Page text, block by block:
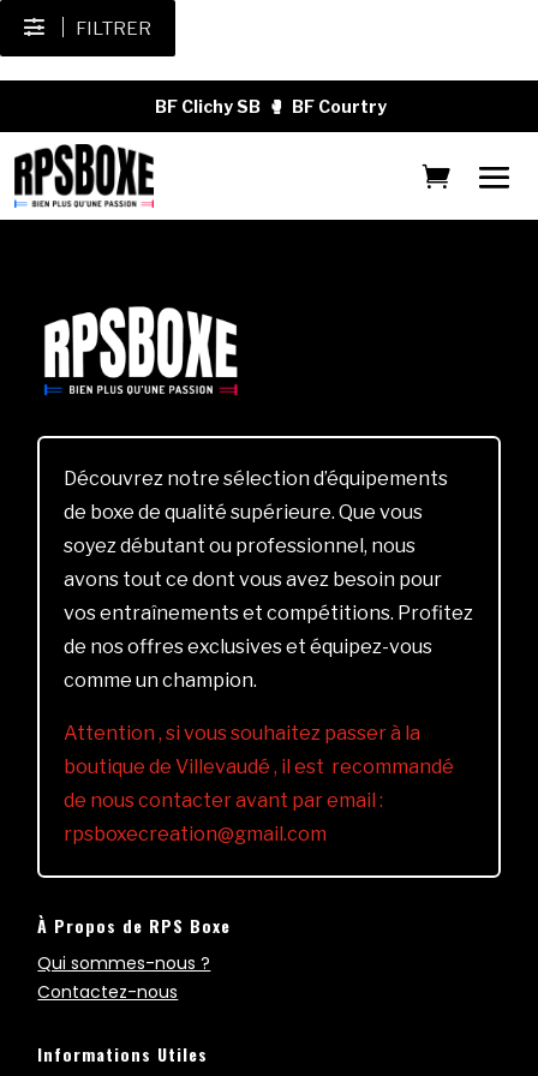
FILTRER
BF Clichy SB 🥊 BF Courtry
Découvrez notre sélection d’équipements
de boxe de qualité supérieure. Que vous
soyez débutant ou professionnel, nous
avons tout ce dont vous avez besoin pour
vos entraînements et compétitions. Profitez
de nos offres exclusives et équipez-vous
comme un champion.
Attention , si vous souhaitez passer à la
boutique de Villevaudé , il est recommandé
de nous contacter avant par email :
rpsboxecreation@gmail.com
À Propos de RPS Boxe
Qui sommes-nous ?
Contactez-nous
Informations Utiles